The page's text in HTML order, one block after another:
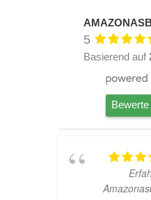
5
Basierend auf
Bewerte